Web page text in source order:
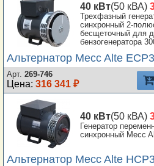
40 кВт(50 кВА)
Трехфазный
синхронный 2-
бесщеточный для
бензогенератора
Альтернатор Mecc Alte
Арт. 269-746
Цена: 316 341 ₽
40 кВт(50 кВА)
Генератор
синхронный Mecc
Альтернатор Mecc Alte